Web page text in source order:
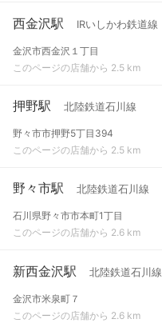
西金沢駅 IRいしかわ鉄道線
金沢市西金沢１丁目
このページの店舗から 2.5 km
押野駅 北陸鉄道石川線
野々市市押野5丁目394
このページの店舗から 2.5 km
野々市駅 北陸鉄道石川線
石川県野々市市本町1丁目
このページの店舗から 2.6 km
新西金沢駅 北陸鉄道石川線
金沢市米泉町７
このページの店舗から 2.6 km